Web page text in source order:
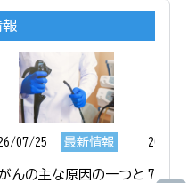
報
07/25 最新情報
んの主な原因の一つと
2026/
7月19